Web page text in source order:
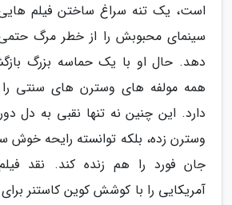
است، یک تنه سراغ ساختن فیلم
سینمای محبوبش را از خطر مرگ
دهد. حال او با یک حماسه بزرگ
همه مولفه های وسترن های سنتی
دارد. این چنین نه تنها نقبی به دل
وسترن زده، بلکه توانسته رایحه خوش
جان فورد را هم زنده کند. نقد
آمریکایی را با کوشش کوین کاستنر